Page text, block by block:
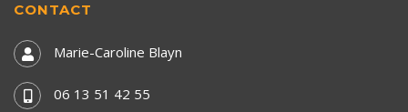
CONTACT
Marie-Caroline Blayn
06 13 51 42 55